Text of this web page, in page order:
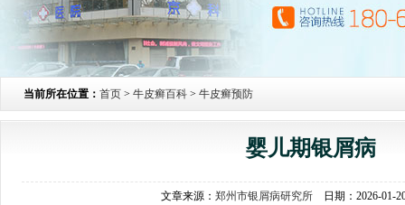
当前所在位置： 首页 > 牛皮癣百科 > 牛皮癣预防
婴儿期银屑病
文章来源： 郑州市银屑病研究所 日期：2026-01-